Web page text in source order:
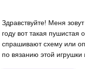
Здравствуйте! Меня
году вот такая пушистая
спрашивают схему или
по вязанию этой игрушки